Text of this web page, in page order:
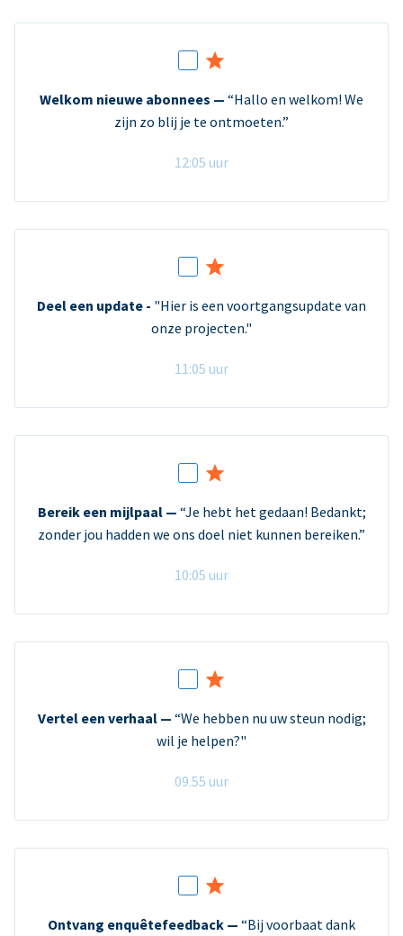
Welkom nieuwe abonnees — “Hallo en welkom! We
zijn zo blij je te ontmoeten.”
12:05 uur
Deel een update - "Hier is een voortgangsupdate van
onze projecten."
11:05 uur
Bereik een mijlpaal — “Je hebt het gedaan! Bedankt;
zonder jou hadden we ons doel niet kunnen bereiken.”
10:05 uur
Vertel een verhaal — “We hebben nu uw steun nodig;
wil je helpen?"
09.55 uur
Ontvang enquêtefeedback — “Bij voorbaat dank